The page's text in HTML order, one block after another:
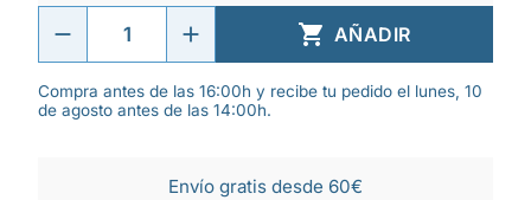
 AÑADIR
Compra antes de las 16:00h y recibe tu pedido el lunes, 10
de agosto antes de las 14:00h.
Envío gratis desde 60€